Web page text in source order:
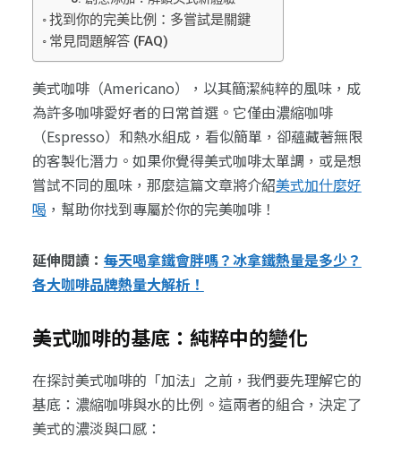
找到你的完美比例：多嘗試是關鍵
常見問題解答 (FAQ)
美式咖啡（Americano），以其簡潔純粹的風味，成
為許多咖啡愛好者的日常首選。它僅由濃縮咖啡
（Espresso）和熱水組成，看似簡單，卻蘊藏著無限
的客製化潛力。如果你覺得美式咖啡太單調，或是想
嘗試不同的風味，那麼這篇文章將介紹美式加什麼好
喝 ，幫助你找到專屬於你的完美咖啡！
延伸閱讀： 每天喝拿鐵會胖嗎？冰拿鐵熱量是多少？
各大咖啡品牌熱量大解析！
美式咖啡的基底：純粹中的變化
在探討美式咖啡的「加法」之前，我們要先理解它的
基底：濃縮咖啡與水的比例。這兩者的組合，決定了
美式的濃淡與口感：